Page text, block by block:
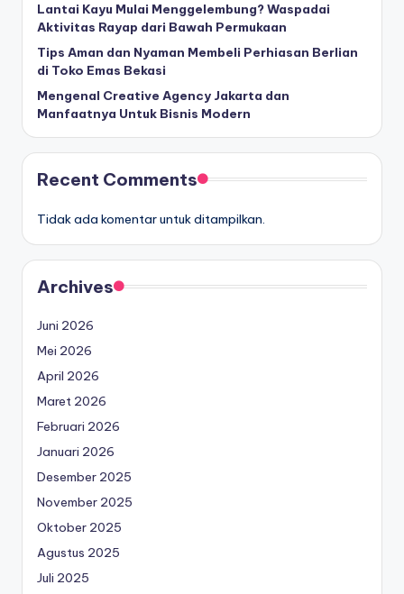
Lantai Kayu Mulai Menggelembung? Waspadai
Aktivitas Rayap dari Bawah Permukaan
Tips Aman dan Nyaman Membeli Perhiasan Berlian
di Toko Emas Bekasi
Mengenal Creative Agency Jakarta dan
Manfaatnya Untuk Bisnis Modern
Recent Comments
Tidak ada komentar untuk ditampilkan.
Archives
Juni 2026
Mei 2026
April 2026
Maret 2026
Februari 2026
Januari 2026
Desember 2025
November 2025
Oktober 2025
Agustus 2025
Juli 2025